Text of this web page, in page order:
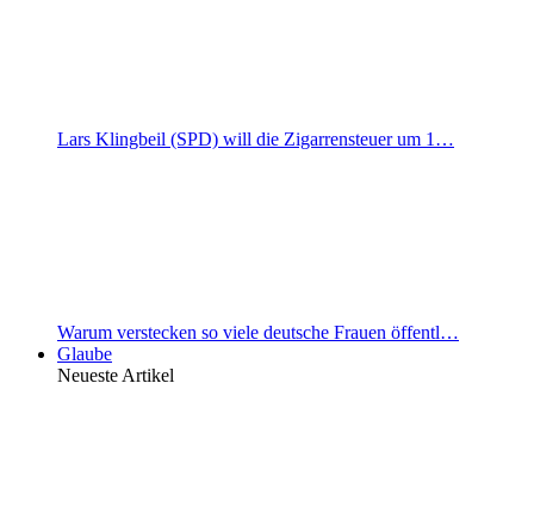
Lars Klingbeil (SPD) will die Zigarrensteuer um 1…
Warum verstecken so viele deutsche Frauen öffentl…
Glaube
Neueste Artikel